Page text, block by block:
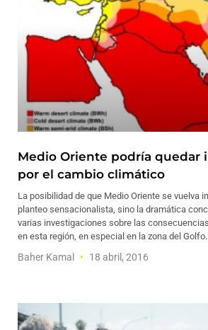
Medio Oriente podría quedar
por el cambio climático
La posibilidad de que Medio Oriente se vuelva
planteo sensacionalista, sino la dramática
varias investigaciones sobre las
en esta región, en especial en la zona del Golfo.
Baher Kamal 18 abril, 2016